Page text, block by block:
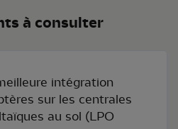
à consulter
intégration
sur les centrales
au sol (LPO